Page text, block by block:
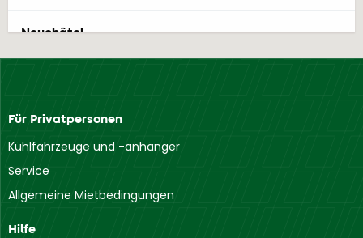
Neuchâtel
Ticino
Via Cantonale
6805 Mezzovico
Zurich
Im Riesentobel
8104 Weiningen
Für Privatpersonen
Kühlfahrzeuge und -anhänger
Service
Allgemeine Mietbedingungen
Hilfe